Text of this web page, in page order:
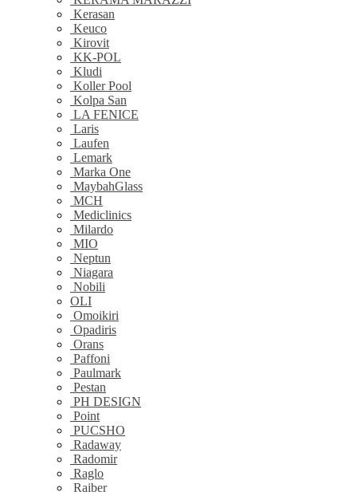
Kerasan
Keuco
Kirovit
KK-POL
Kludi
Koller Pool
Kolpa San
LA FENICE
Laris
Laufen
Lemark
Marka One
MaybahGlass
MCH
Mediclinics
Milardo
MIO
Neptun
Niagara
Nobili
OLI
Omoikiri
Opadiris
Orans
Paffoni
Paulmark
Pestan
PH DESIGN
Point
PUCSHO
Radaway
Radomir
Raglo
Raiber